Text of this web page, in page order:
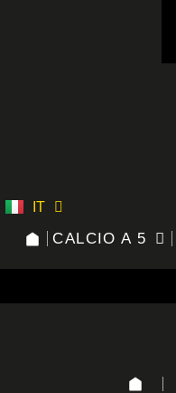
IT
ES
CALCIO A 5